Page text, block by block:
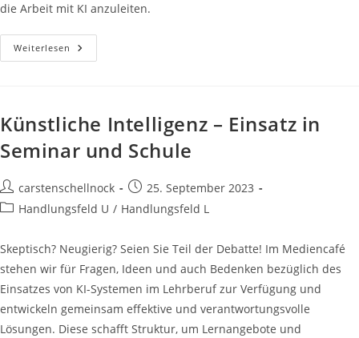
die Arbeit mit KI anzuleiten.
Weiterlesen Künstliche
Intelligenz
Der
Schule
1
Künstliche Intelligenz – Einsatz in
Seminar und Schule
Beitrags-
Autor:
carstenschellnock
Beitrag
veröffentlicht:
25. September 2023
Beitrags-
Handlungsfeld U / Handlungsfeld L
Skeptisch? Neugierig? Seien Sie Teil der Debatte! Im Mediencafé
stehen wir für Fragen, Ideen und auch Bedenken bezüglich des
Einsatzes von KI-Systemen im Lehrberuf zur Verfügung und
entwickeln gemeinsam effektive und verantwortungsvolle
Lösungen. Diese schafft Struktur, um Lernangebote und